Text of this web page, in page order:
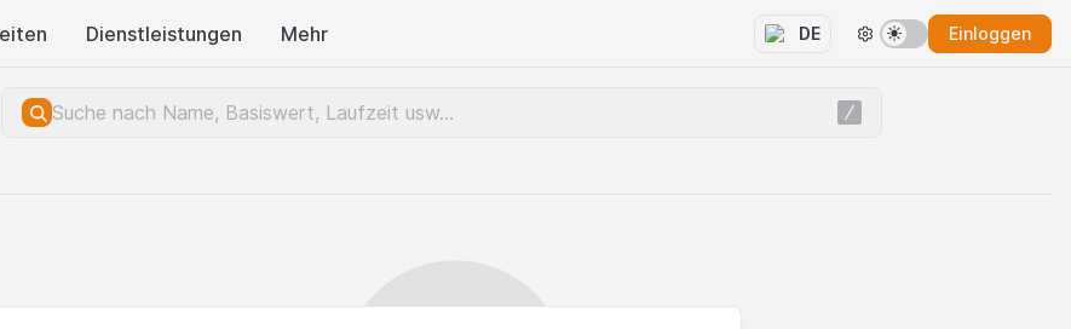
Dienstleistungen Mehr DE Einloggen